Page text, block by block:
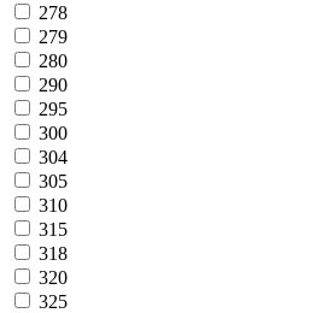
278
279
280
290
295
300
304
305
310
315
318
320
325